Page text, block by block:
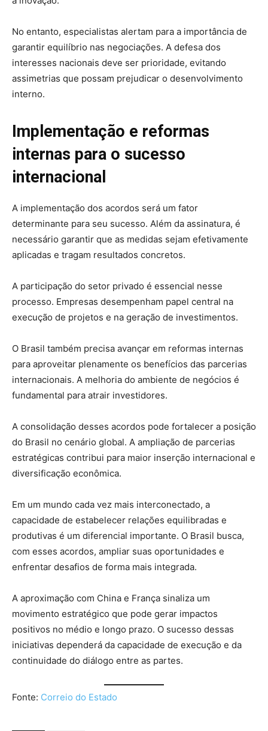
No entanto, especialistas alertam para a importância de
garantir equilíbrio nas negociações. A defesa dos
interesses nacionais deve ser prioridade, evitando
assimetrias que possam prejudicar o desenvolvimento
interno.
Implementação e reformas
internas para o sucesso
internacional
A implementação dos acordos será um fator
determinante para seu sucesso. Além da assinatura, é
necessário garantir que as medidas sejam efetivamente
aplicadas e tragam resultados concretos.
A participação do setor privado é essencial nesse
processo. Empresas desempenham papel central na
execução de projetos e na geração de investimentos.
O Brasil também precisa avançar em reformas internas
para aproveitar plenamente os benefícios das parcerias
internacionais. A melhoria do ambiente de negócios é
fundamental para atrair investidores.
A consolidação desses acordos pode fortalecer a posição
do Brasil no cenário global. A ampliação de parcerias
estratégicas contribui para maior inserção internacional e
diversificação econômica.
Em um mundo cada vez mais interconectado, a
capacidade de estabelecer relações equilibradas e
produtivas é um diferencial importante. O Brasil busca,
com esses acordos, ampliar suas oportunidades e
enfrentar desafios de forma mais integrada.
A aproximação com China e França sinaliza um
movimento estratégico que pode gerar impactos
positivos no médio e longo prazo. O sucesso dessas
iniciativas dependerá da capacidade de execução e da
continuidade do diálogo entre as partes.
Fonte: Correio do Estado